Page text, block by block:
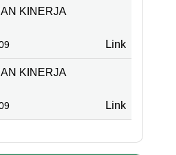
KINERJA
Link
KINERJA
Link